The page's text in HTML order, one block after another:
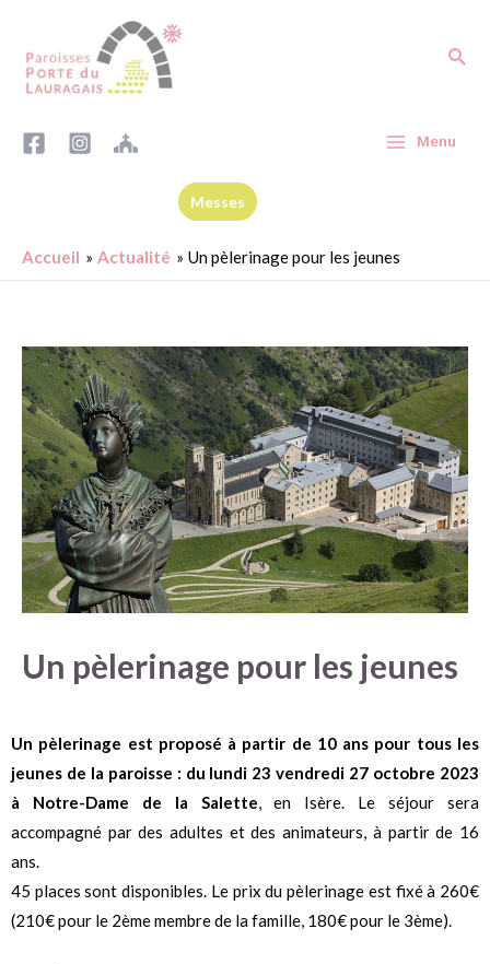
Menu
Messes
Accueil Actualité Un pèlerinage pour les jeunes
Un pèlerinage pour les jeunes
Un pèlerinage est proposé à partir de 10 ans pour tous les
jeunes de la paroisse : du lundi 23 vendredi 27 octobre 2023
à Notre-Dame de la Salette, en Isère. Le séjour sera
accompagné par des adultes et des animateurs, à partir de 16
ans.
45 places sont disponibles. Le prix du pèlerinage est fixé à 260€
(210€ pour le 2ème membre de la famille, 180€ pour le 3ème).